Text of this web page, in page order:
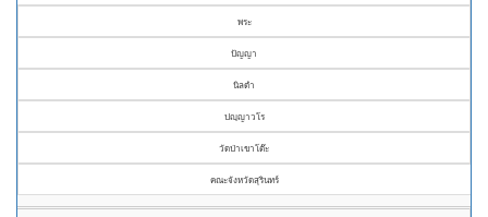
พระ
ปัญญา
นิลดำ
ปญฺญาวโร
วัดป่าเขาโต๊ะ
คณะจังหวัดสุรินทร์